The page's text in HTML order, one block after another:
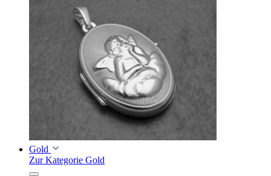
Gold
Zur Kategorie Gold